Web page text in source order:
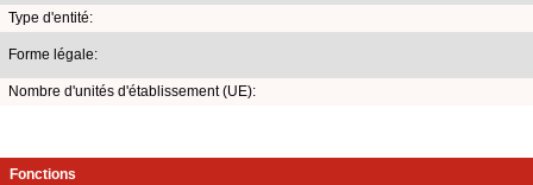
Type d'entité:
Forme légale:
Nombre d'unités d'établissement (UE):
Fonctions